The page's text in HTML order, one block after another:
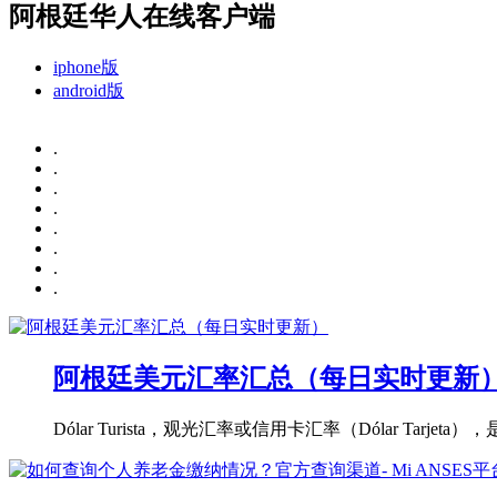
阿根廷华人在线客户端
iphone版
android版
.
.
.
.
.
.
.
.
阿根廷美元汇率汇总（每日实时更新）
Dólar Turista，观光汇率或信用卡汇率（Dólar Tarjeta），